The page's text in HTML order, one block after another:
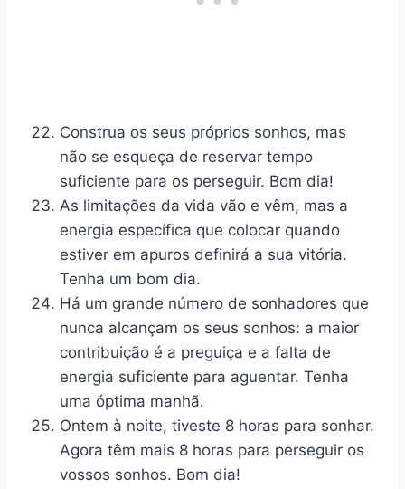
Construa os seus próprios sonhos, mas
não se esqueça de reservar tempo
suficiente para os perseguir. Bom dia!
As limitações da vida vão e vêm, mas a
energia específica que colocar quando
estiver em apuros definirá a sua vitória.
Tenha um bom dia.
Há um grande número de sonhadores que
nunca alcançam os seus sonhos: a maior
contribuição é a preguiça e a falta de
energia suficiente para aguentar. Tenha
uma óptima manhã.
Ontem à noite, tiveste 8 horas para sonhar.
Agora têm mais 8 horas para perseguir os
vossos sonhos. Bom dia!